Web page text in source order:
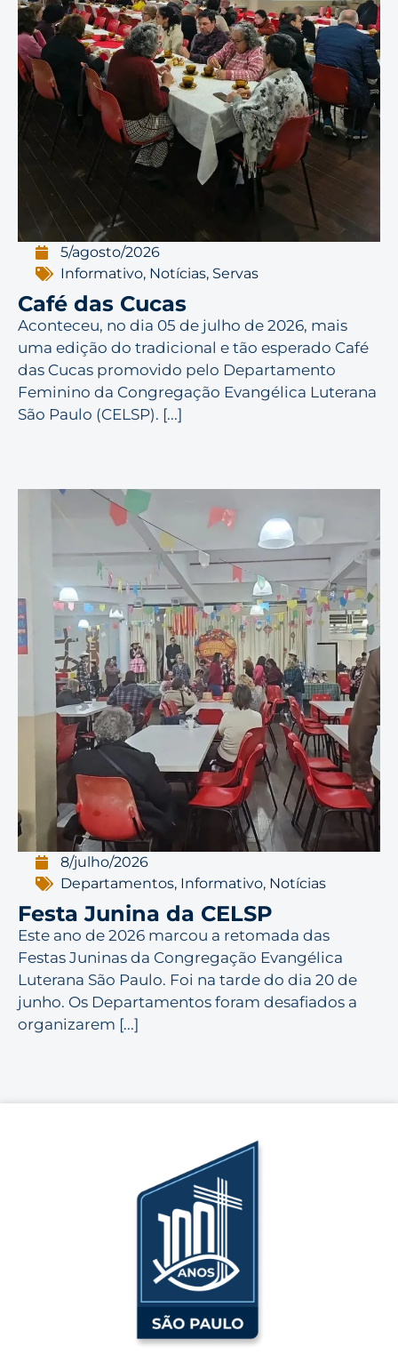
5/agosto/2026
Informativo, Notícias, Servas
Café das Cucas
Aconteceu, no dia 05 de julho de 2026, mais
uma edição do tradicional e tão esperado Café
das Cucas promovido pelo Departamento
Feminino da Congregação Evangélica Luterana
São Paulo (CELSP). [...]
8/julho/2026
Departamentos, Informativo, Notícias
Festa Junina da CELSP
Este ano de 2026 marcou a retomada das
Festas Juninas da Congregação Evangélica
Luterana São Paulo. Foi na tarde do dia 20 de
junho. Os Departamentos foram desafiados a
organizarem [...]